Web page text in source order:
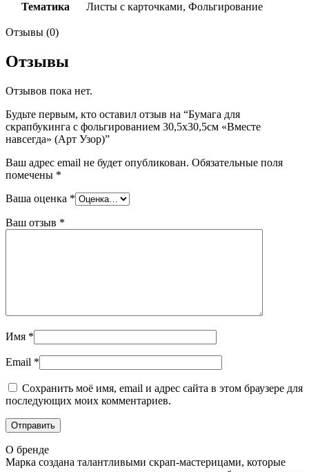
Тематика Листы с карточками, Фольгирование
Отзывы (0)
Отзывы
Отзывов пока нет.
Будьте первым, кто оставил отзыв на “Бумага для
скрапбукинга с фольгированием 30,5х30,5см «Вместе
навсегда» (Арт Узор)”
Ваш адрес email не будет опубликован. Обязательные поля
помечены *
Ваша оценка *
Ваш отзыв *
Имя *
Email *
Сохранить моё имя, email и адрес сайта в этом браузере для
последующих моих комментариев.
О бренде
Марка создана талантливыми скрап-мастерицами, которые